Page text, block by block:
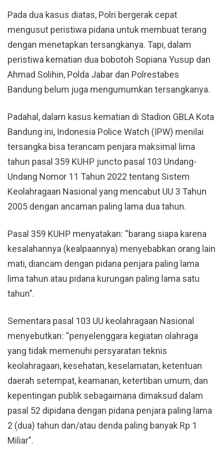
Pada dua kasus diatas, Polri bergerak cepat
mengusut peristiwa pidana untuk membuat terang
dengan menetapkan tersangkanya. Tapi, dalam
peristiwa kematian dua bobotoh Sopiana Yusup dan
Ahmad Solihin, Polda Jabar dan Polrestabes
Bandung belum juga mengumumkan tersangkanya.
Padahal, dalam kasus kematian di Stadion GBLA Kota
Bandung ini, Indonesia Police Watch (IPW) menilai
tersangka bisa terancam penjara maksimal lima
tahun pasal 359 KUHP juncto pasal 103 Undang-
Undang Nomor 11 Tahun 2022 tentang Sistem
Keolahragaan Nasional yang mencabut UU 3 Tahun
2005 dengan ancaman paling lama dua tahun.
Pasal 359 KUHP menyatakan: “barang siapa karena
kesalahannya (kealpaannya) menyebabkan orang lain
mati, diancam dengan pidana penjara paling lama
lima tahun atau pidana kurungan paling lama satu
tahun”.
Sementara pasal 103 UU keolahragaan Nasional
menyebutkan: “penyelenggara kegiatan olahraga
yang tidak memenuhi persyaratan teknis
keolahragaan, kesehatan, keselamatan, ketentuan
daerah setempat, keamanan, ketertiban umum, dan
kepentingan publik sebagaimana dimaksud dalam
pasal 52 dipidana dengan pidana penjara paling lama
2 (dua) tahun dan/atau denda paling banyak Rp 1
Miliar”.